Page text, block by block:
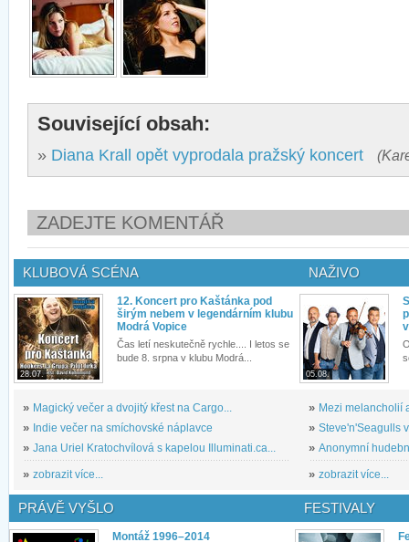
Související obsah:
» Diana Krall opět vyprodala pražský koncert
ZADEJTE KOMENTÁŘ
KLUBOVÁ SCÉNA
28.07.
12. Koncert pro Kaštánka pod
širým nebem v legendárním klubu
Modrá Vopice
Čas letí neskutečně rychle.... I letos se
bude 8. srpna v klubu Modrá...
» Magický večer a dvojitý křest na Cargo...
» Indie večer na smíchovské náplavce
» Jana Uriel Kratochvílová s kapelou Illuminati.ca...
» zobrazit více...
NAŽIVO
05.08.
» Mezi melancholií
» Steve'n'Seagulls
» Anonymní
» zobrazit více...
PRÁVĚ VYŠLO
Montáž 1996–2014
FESTIVALY